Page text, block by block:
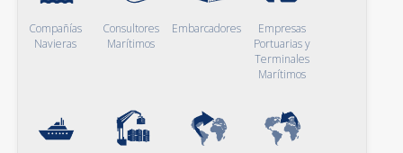
Compañías
Navieras
Consultores
Marítimos
Embarcadores
Empresas
Portuarias y
Terminales
Marítimos